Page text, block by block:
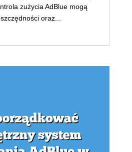
zużycia AdBlue mogą
oraz...